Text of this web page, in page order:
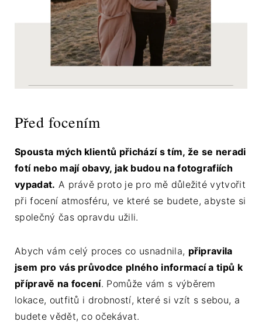
Před focením
Spousta mých klientů přichází s tím, že se neradi
fotí nebo mají obavy, jak budou na fotografiích
vypadat. A právě proto je pro mě důležité vytvořit
při focení atmosféru, ve které se budete, abyste si
společný čas opravdu užili.
Abych vám celý proces co usnadnila, připravila
jsem pro vás průvodce plného informací a tipů k
přípravě na focení. Pomůže vám s výběrem
lokace, outfitů i drobností, které si vzít s sebou, a
budete vědět, co očekávat.